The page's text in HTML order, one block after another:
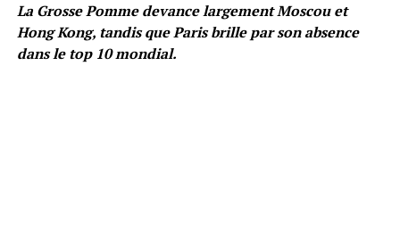
La Grosse Pomme devance largement Moscou et
Hong Kong, tandis que Paris brille par son absence
dans le top 10 mondial.